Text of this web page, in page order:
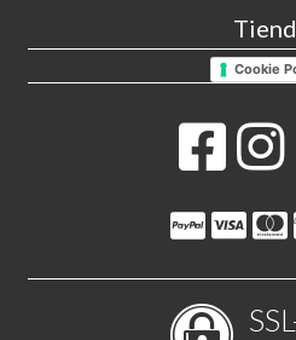
Cookie